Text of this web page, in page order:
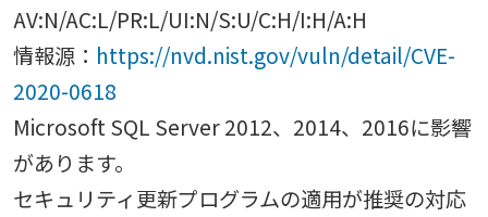
AV:N/AC:L/PR:L/UI:N/S:U/C:H/I:H/A:H
情報源： https://nvd.nist.gov/vuln/detail/CVE-
2020-0618
Microsoft SQL Server 2012、2014、2016に影響
があります。
セキュリティ更新プログラムの適用が推奨の対応